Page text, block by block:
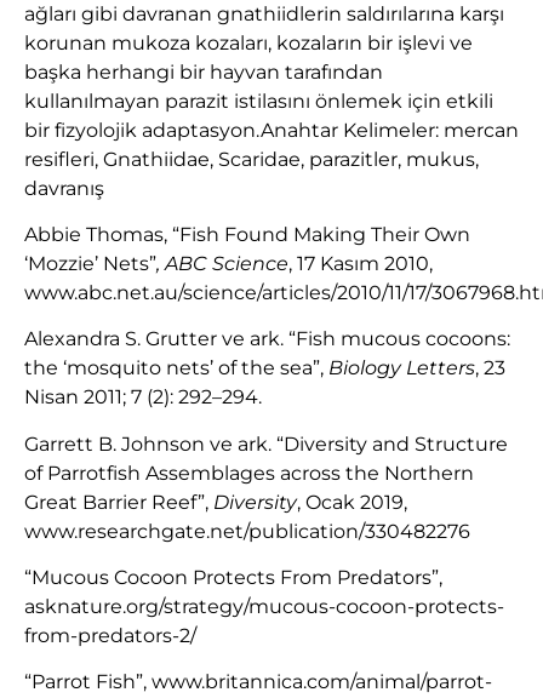
ağları gibi davranan gnathiidlerin saldırılarına karşı
korunan mukoza kozaları, kozaların bir işlevi ve
başka herhangi bir hayvan tarafından
kullanılmayan parazit istilasını önlemek için etkili
bir fizyolojik adaptasyon.Anahtar Kelimeler: mercan
resifleri, Gnathiidae, Scaridae, parazitler, mukus,
davranış
Abbie Thomas, “Fish Found Making Their Own
‘Mozzie’ Nets”, ABC Science, 17 Kasım 2010,
www.abc.net.au/science/articles/2010/11/17/
Alexandra S. Grutter ve ark. “Fish mucous cocoons:
the ‘mosquito nets’ of the sea”, Biology Letters, 23
Nisan 2011; 7 (2): 292–294.
Garrett B. Johnson ve ark. “Diversity and Structure
of Parrotfish Assemblages across the Northern
Great Barrier Reef”, Diversity, Ocak 2019,
www.researchgate.net/publication/330482276
“Mucous Cocoon Protects From Predators”,
asknature.org/strategy/mucous-cocoon-protects-
from-predators-2/
“Parrot Fish”, www.britannica.com/animal/parrot-